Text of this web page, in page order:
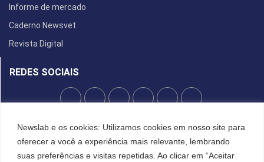
Newslab e os cookies: Utilizamos cookies em nosso site para
oferecer a você a experiência mais relevante, lembrando
suas preferências e visitas repetidas. Ao clicar em “Aceitar
Informe de mercado
Caderno Newsvet
Revista Digital
REDES SOCIAIS
POLÍTICA DE PRIVACIDADE
Cookies